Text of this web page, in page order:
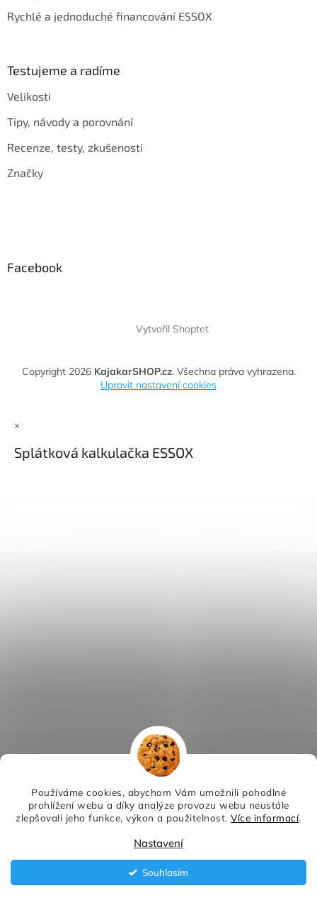
Používáme cookies, abychom Vám umožnili pohodlné
prohlížení webu a díky analýze provozu webu neustále
zlepšovali jeho funkce, výkon a použitelnost.Více informací.
Nastavení
Souhlasím
Rychlé a jednoduché financování ESSOX
Testujeme a radíme
Velikosti
Tipy, návody a porovnání
Recenze, testy, zkušenosti
Značky
Facebook
Vytvořil Shoptet
Copyright 2026 KajakarSHOP.cz. Všechna práva vyhrazena.
Upravit nastavení cookies
×
Splátková kalkulačka ESSOX